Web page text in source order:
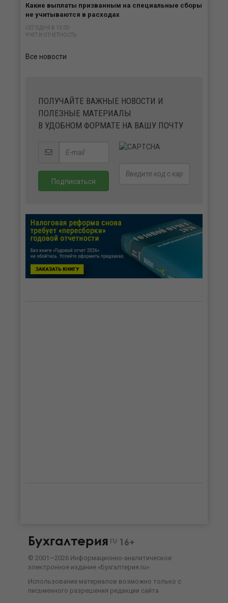
Какие выплаты призванным на специальные сборы
не учитываются в расходах
СЕГОДНЯ В 15:00
УЧЕТ И ОТЧЕТНОСТЬ
Все новости
ПОЛУЧАЙТЕ ВАЖНЫЕ НОВОСТИ И
ПОЛЕЗНЫЕ МАТЕРИАЛЫ
В УДОБНОМ ФОРМАТЕ НА ВАШУ ПОЧТУ
Бухгалтерия ru 16+
© 2001—2026 Информационно-аналитическое
электронное издание «Бухгалтерия.ru»
Использование материалов возможно только с
письменного разрешения редакции сайта